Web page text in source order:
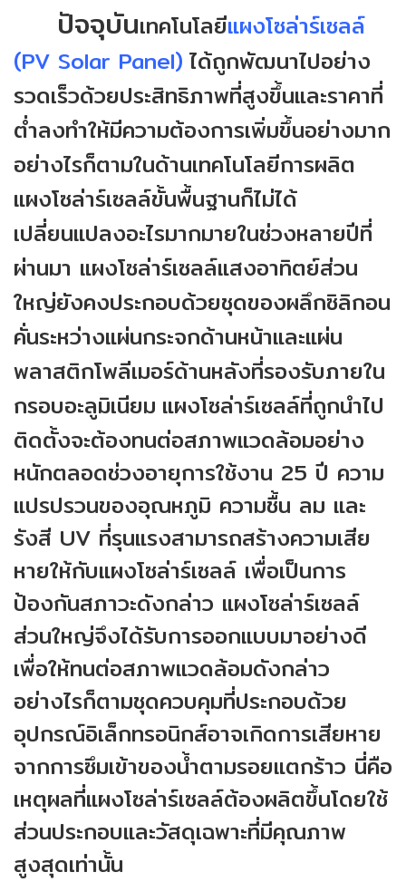
ปัจจุบันเทคโนโลยีแผงโซล่าร์เซลล์
(PV Solar Panel) ได้ถูกพัฒนาไปอย่าง
รวดเร็วด้วยประสิทธิภาพที่สูงขึ้นและราคาที่
ต่ำลงทำให้มีความต้องการเพิ่มขึ้นอย่างมาก
อย่างไรก็ตามในด้านเทคโนโลยีการผลิต
แผงโซล่าร์เซลล์ขั้นพื้นฐานก็ไม่ได้
เปลี่ยนแปลงอะไรมากมายในช่วงหลายปีที่
ผ่านมา แผงโซล่าร์เซลล์แสงอาทิตย์ส่วน
ใหญ่ยังคงประกอบด้วยชุดของผลึกซิลิกอน
คั่นระหว่างแผ่นกระจกด้านหน้าและแผ่น
พลาสติกโพลีเมอร์ด้านหลังที่รองรับภายใน
กรอบอะลูมิเนียม แผงโซล่าร์เซลล์ที่ถูกนำไป
ติดตั้งจะต้องทนต่อสภาพแวดล้อมอย่าง
หนักตลอดช่วงอายุการใช้งาน 25 ปี ความ
แปรปรวนของอุณหภูมิ ความชื้น ลม และ
รังสี UV ที่รุนแรงสามารถสร้างความเสีย
หายให้กับแผงโซล่าร์เซลล์ เพื่อเป็นการ
ป้องกันสภาวะดังกล่าว แผงโซล่าร์เซลล์
ส่วนใหญ่จึงได้รับการออกแบบมาอย่างดี
เพื่อให้ทนต่อสภาพแวดล้อมดังกล่าว
อย่างไรก็ตามชุดควบคุมที่ประกอบด้วย
อุปกรณ์อิเล็กทรอนิกส์อาจเกิดการเสียหาย
จากการซึมเข้าของน้ำตามรอยแตกร้าว นี่คือ
เหตุผลที่แผงโซล่าร์เซลล์ต้องผลิตขึ้นโดยใช้
ส่วนประกอบและวัสดุเฉพาะที่มีคุณภาพ
สูงสุดเท่านั้น